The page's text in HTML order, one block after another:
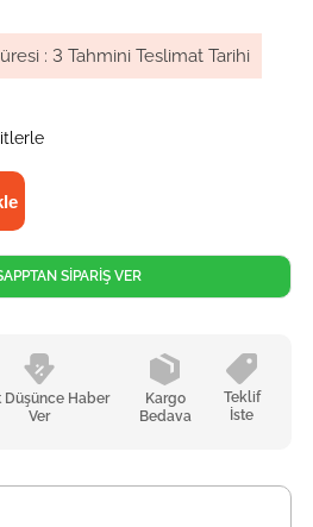
: 3 Tahmini Teslimat Tarihi
Düşünce Haber
Ver
Kargo
Bedava
Teklif
İste
SİPARİŞ VER